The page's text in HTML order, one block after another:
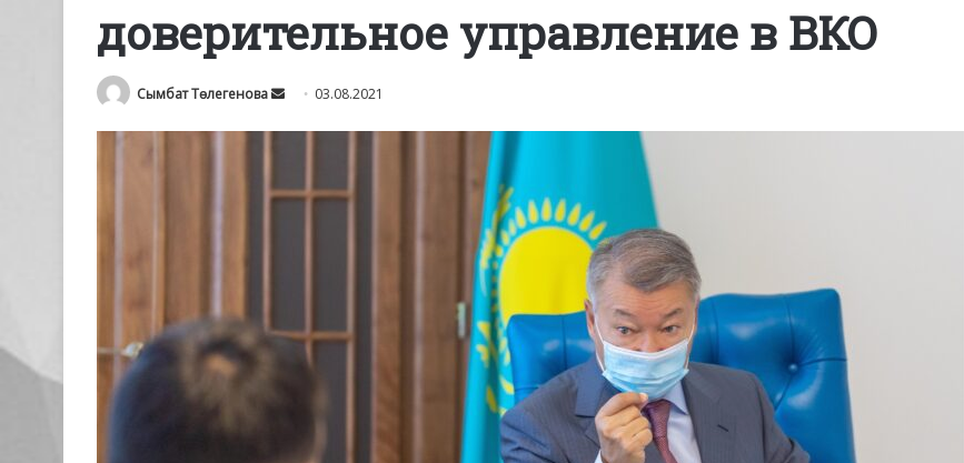
доверительное управление в ВКО
Сымбат Төлегенова
Send 03.08.2021